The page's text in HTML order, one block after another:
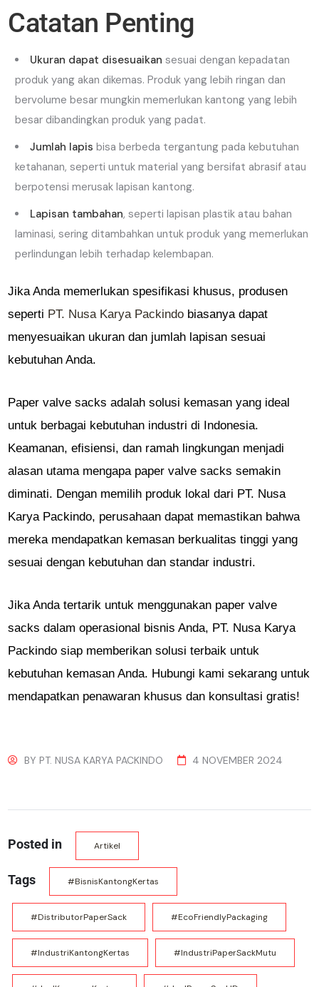
Catatan Penting
Ukuran dapat disesuaikan sesuai dengan kepadatan
produk yang akan dikemas. Produk yang lebih ringan dan
bervolume besar mungkin memerlukan kantong yang lebih
besar dibandingkan produk yang padat.
Jumlah lapis bisa berbeda tergantung pada kebutuhan
ketahanan, seperti untuk material yang bersifat abrasif atau
berpotensi merusak lapisan kantong.
Lapisan tambahan, seperti lapisan plastik atau bahan
laminasi, sering ditambahkan untuk produk yang memerlukan
perlindungan lebih terhadap kelembapan.
Jika Anda memerlukan spesifikasi khusus, produsen
seperti PT. Nusa Karya Packindo biasanya dapat
menyesuaikan ukuran dan jumlah lapisan sesuai
kebutuhan Anda.
Paper valve sacks adalah solusi kemasan yang ideal
untuk berbagai kebutuhan industri di Indonesia.
Keamanan, efisiensi, dan ramah lingkungan menjadi
alasan utama mengapa paper valve sacks semakin
diminati. Dengan memilih produk lokal dari PT. Nusa
Karya Packindo, perusahaan dapat memastikan bahwa
mereka mendapatkan kemasan berkualitas tinggi yang
sesuai dengan kebutuhan dan standar industri.
Jika Anda tertarik untuk menggunakan paper valve
sacks dalam operasional bisnis Anda, PT. Nusa Karya
Packindo siap memberikan solusi terbaik untuk
kebutuhan kemasan Anda. Hubungi kami sekarang untuk
mendapatkan penawaran khusus dan konsultasi gratis!
BYPT. NUSA KARYA PACKINDO 4 NOVEMBER 2024
Posted in Artikel
Tags #BisnisKantongKertas
#DistributorPaperSack #EcoFriendlyPackaging
#IndustriKantongKertas #IndustriPaperSackMutu